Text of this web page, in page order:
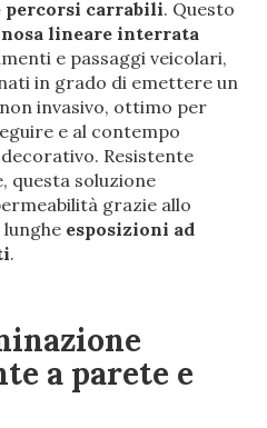
percorsi carrabili. Questo
lineare interrata
e passaggi veicolari,
in grado di emettere un
invasivo, ottimo per
e al contempo
Resistente
questa soluzione
grazie allo
esposizioni ad
.
a parete e